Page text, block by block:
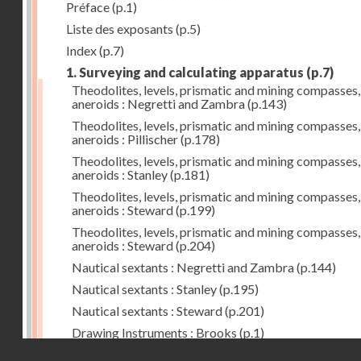
Préface(p.1)
Liste des exposants (p.5)
Index(p.7)
1. Surveying and calculating apparatus (p.7)
Theodolites, levels, prismatic and mining compasses,
aneroids : Negretti and Zambra(p.143)
Theodolites, levels, prismatic and mining compasses,
aneroids : Pillischer(p.178)
Theodolites, levels, prismatic and mining compasses,
aneroids : Stanley(p.181)
Theodolites, levels, prismatic and mining compasses,
aneroids : Steward(p.199)
Theodolites, levels, prismatic and mining compasses,
aneroids : Steward(p.204)
Nautical sextants : Negretti and Zambra(p.144)
Nautical sextants : Stanley(p.195)
Nautical sextants : Steward(p.201)
Drawing Instruments : Brooks (p.1)